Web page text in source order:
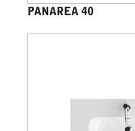
PANAREA 40